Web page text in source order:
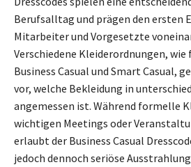
Berufsalltag und prägen den ersten
Mitarbeiter und Vorgesetzte
Verschiedene Kleiderordnungen,
Business Casual und Smart Casual,
vor, welche Bekleidung in
angemessen ist. Während formelle
wichtigen Meetings oder
erlaubt der Business Casual
jedoch dennoch seriöse